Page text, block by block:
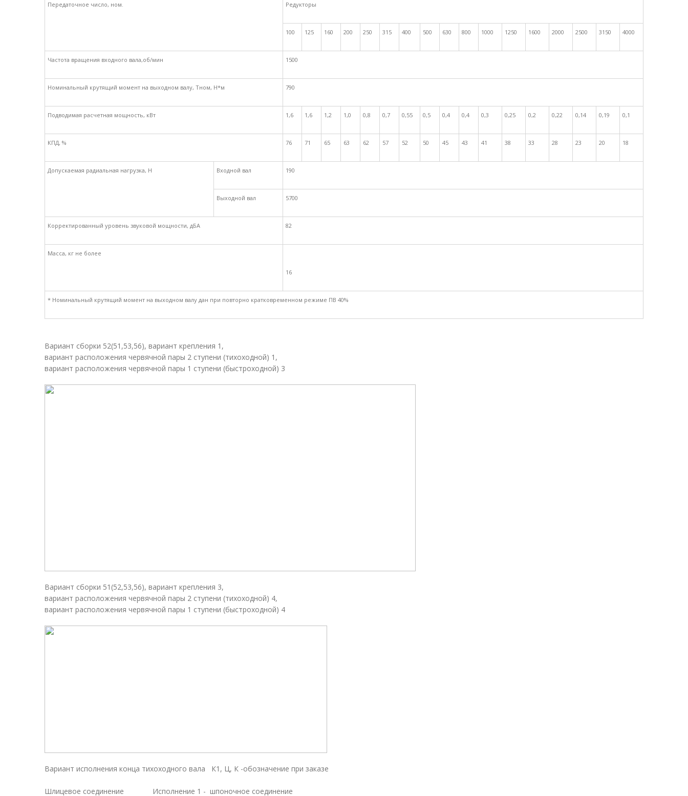
Передаточное число, ном. Редукторы
100 125 160 200 250 315 400 500 630 800 1000 1250 1600 2000 2500 3150 4000
Частота вращения входного вала,об/мин 1500
Номинальный крутящий момент на выходном валу, Тном, Н*м 790
Подводимая расчетная мощность, кВт 1,6 1,6 1,2 1,0 0,8 0,7 0,55 0,5 0,4 0,4 0,3 0,25 0,2 0,22 0,14 0,19 0,1
КПД, % 76 71 65 63 62 57 52 50 45 43 41 38 33 28 23 20 18
Допускаемая радиальная нагрузка, Н Входной вал 190
Выходной вал 5700
Корректированный уровень звуковой мощности, дБА 82
Масса, кг не более
16
* Номинальный крутящий момент на выходном валу дан при повторно кратковременном режиме ПВ 40%
Вариант сборки 52(51,53,56), вариант крепления 1,
вариант расположения червячной пары 2 ступени (тихоходной) 1,
вариант расположения червячной пары 1 ступени (быстроходной) 3
Вариант сборки 51(52,53,56), вариант крепления 3,
вариант расположения червячной пары 2 ступени (тихоходной) 4,
вариант расположения червячной пары 1 ступени (быстроходной) 4
Вариант исполнения конца тихоходного вала К1, Ц, К -обозначение при заказе
Шлицевое соединение Исполнение 1 - шпоночное соединение